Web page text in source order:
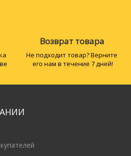
Возврат товара
Не подходит товар? Верните
его нам в течение 7 дней!